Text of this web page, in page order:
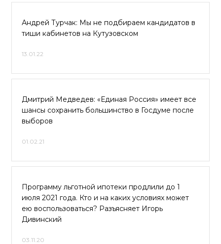
Андрей Турчак: Мы не подбираем кандидатов в
тиши кабинетов на Кутузовском
13.01.22
Дмитрий Медведев: «Единая Россия» имеет все
шансы сохранить большинство в Госдуме после
выборов
01.02.21
Программу льготной ипотеки продлили до 1
июля 2021 года. Кто и на каких условиях может
ею воспользоваться? Разъясняет Игорь
Дивинский
03.11.20